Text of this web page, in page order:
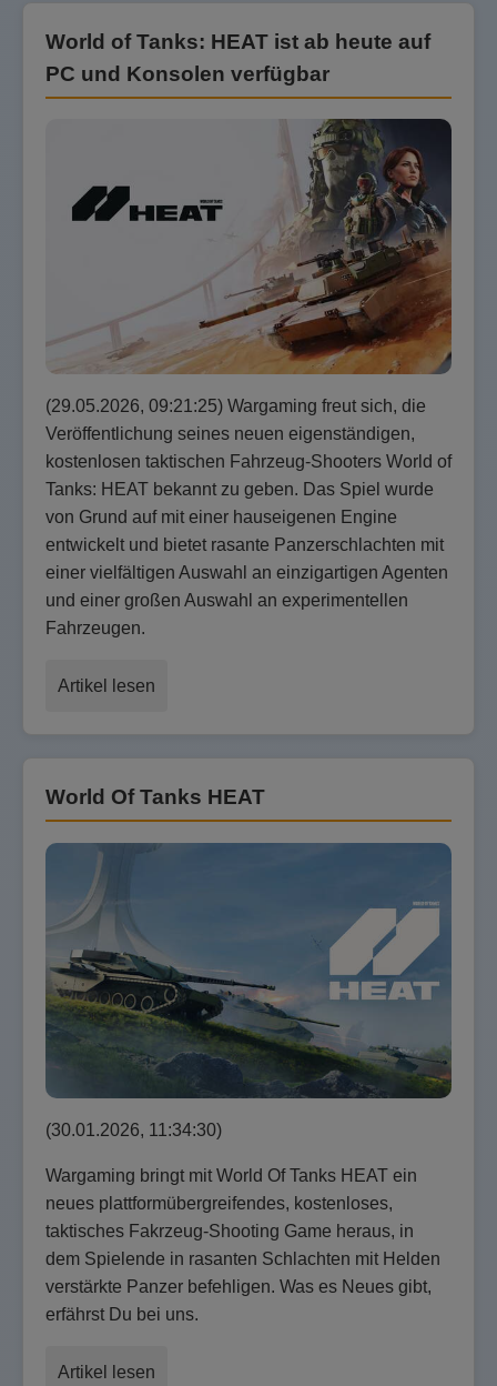
World of Tanks: HEAT ist ab heute auf
PC und Konsolen verfügbar
(29.05.2026, 09:21:25) Wargaming freut sich, die
Veröffentlichung seines neuen eigenständigen,
kostenlosen taktischen Fahrzeug-Shooters World of
Tanks: HEAT bekannt zu geben. Das Spiel wurde
von Grund auf mit einer hauseigenen Engine
entwickelt und bietet rasante Panzerschlachten mit
einer vielfältigen Auswahl an einzigartigen Agenten
und einer großen Auswahl an experimentellen
Fahrzeugen.
Artikel lesen
World Of Tanks HEAT
(30.01.2026, 11:34:30)
Wargaming bringt mit World Of Tanks HEAT ein
neues plattformübergreifendes, kostenloses,
taktisches Fakrzeug-Shooting Game heraus, in
dem Spielende in rasanten Schlachten mit Helden
verstärkte Panzer befehligen. Was es Neues gibt,
erfährst Du bei uns.
Artikel lesen